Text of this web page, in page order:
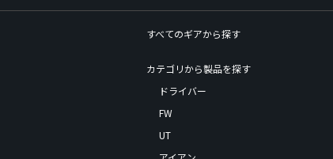
すべてのギアから探す
カテゴリから製品を探す
ドライバー
FW
UT